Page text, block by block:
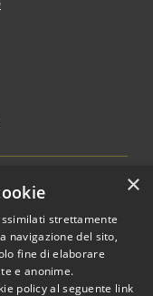
© 2026 • Comune di
di Romagna •
byMunicipium
×
strettamente
navigazione del sito,
fine di elaborare
e anonime.
policy al seguente link